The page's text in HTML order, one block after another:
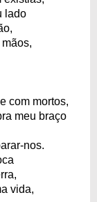
lado
com mortos,
meu braço
nos.
vida,